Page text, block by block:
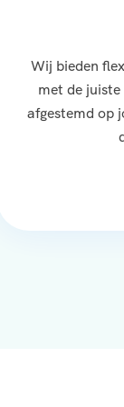
Wij bieden
met de
afgestemd op